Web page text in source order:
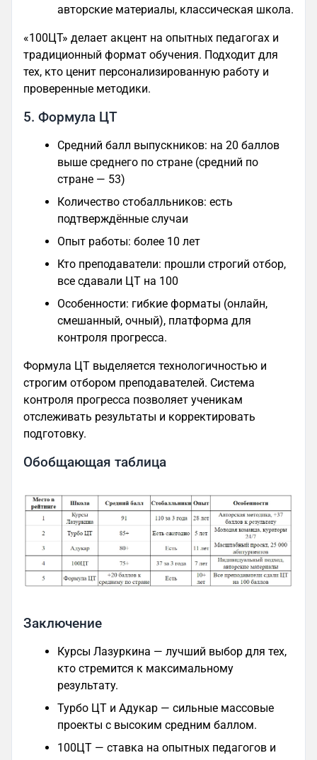
авторские материалы, классическая школа.
«100ЦТ» делает акцент на опытных педагогах и
традиционный формат обучения. Подходит для
тех, кто ценит персонализированную работу и
проверенные методики.
5. Формула ЦТ
Средний балл выпускников: на 20 баллов
выше среднего по стране (средний по
стране — 53)
Количество стобалльников: есть
подтверждённые случаи
Опыт работы: более 10 лет
Кто преподаватели: прошли строгий отбор,
все сдавали ЦТ на 100
Особенности: гибкие форматы (онлайн,
смешанный, очный), платформа для
контроля прогресса.
Формула ЦТ выделяется технологичностью и
строгим отбором преподавателей. Система
контроля прогресса позволяет ученикам
отслеживать результаты и корректировать
подготовку.
Обобщающая таблица
Заключение
Курсы Лазуркина — лучший выбор для тех,
кто стремится к максимальному
результату.
Турбо ЦТ и Адукар — сильные массовые
проекты с высоким средним баллом.
100ЦТ — ставка на опытных педагогов и